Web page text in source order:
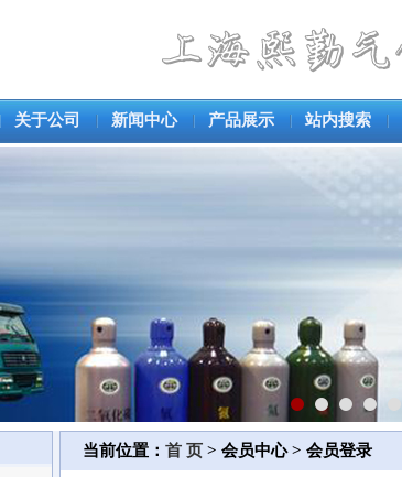
关于公司 新闻中心 产品展示 站内搜索
当前位置： 首 页 > 会员中心 > 会员登录